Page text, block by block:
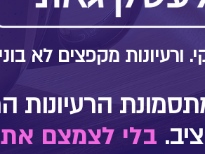
ורעיונות מקפצים לא
בלי לצמצם